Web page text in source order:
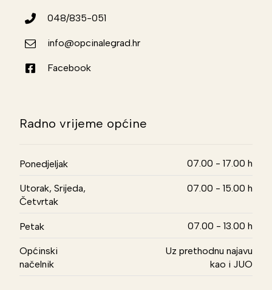
048/835-051
info@opcinalegrad.hr
Facebook
Radno vrijeme općine
Ponedjeljak 07.00 - 17.00 h
Utorak, Srijeda,
Četvrtak
07.00 - 15.00 h
Petak 07.00 - 13.00 h
Općinski
načelnik
Uz prethodnu najavu
kao i JUO